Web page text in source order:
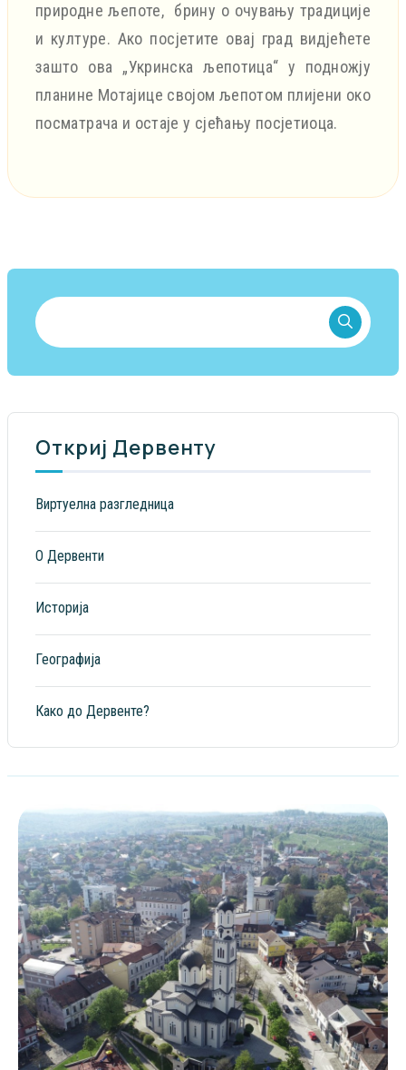
природне љепоте, брину о очувању традиције
и културе. Ако посјетите овај град видјећете
зашто ова „Укринска љепотица“ у подножју
планине Мотајице својом љепотом плијени око
посматрача и остаје у сјећању посјетиоца.
Откриј Дервенту
Виртуелна разгледница
О Дервенти
Историја
Географија
Како до Дервенте?